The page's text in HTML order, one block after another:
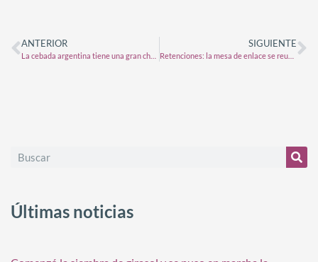
ANTERIOR SIGUIENTE
Retenciones: la mesa de enlace se reunió con el secretario de Agricultura
Últimas noticias